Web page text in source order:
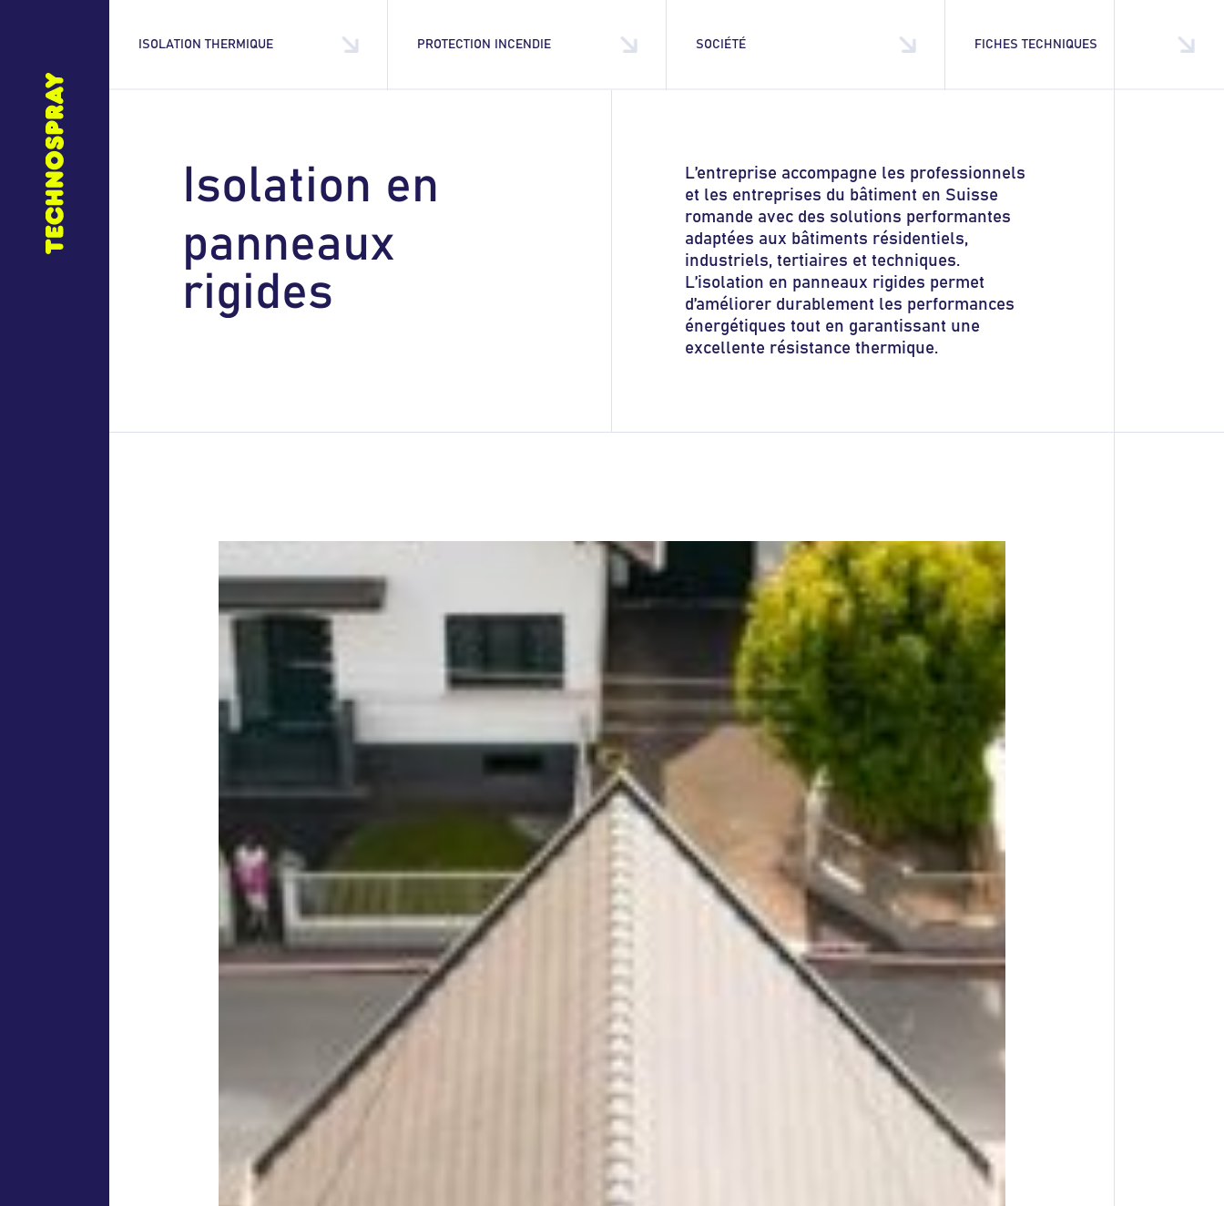
ISOLATION THERMIQUE PROTECTION INCENDIE SOCIÉTÉ FICHES TECHNIQUES
solation en
panneaux
rigid es
L’entreprise accompagne les professionnels
et les entreprises du bâtiment en Suisse
romande avec des solutions performantes
adaptées aux bâtiments résidentiels,
industriels, tertiaires et techniques.
L’isolation en panneaux rigides permet
d’améliorer durablement les performances
énergétiques tout en garantissant une
excellente résistance thermique.